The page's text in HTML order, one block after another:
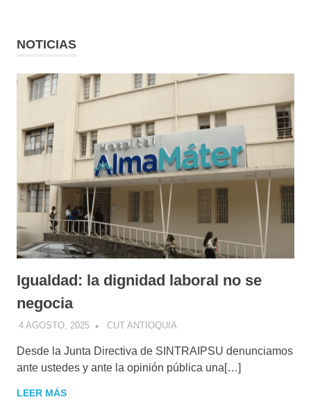
NOTICIAS
Igualdad: la dignidad laboral no se
negocia
4 AGOSTO, 2025 CUT ANTIOQUIA
Desde la Junta Directiva de SINTRAIPSU denunciamos
ante ustedes y ante la opinión pública una[…]
LEER MÁS